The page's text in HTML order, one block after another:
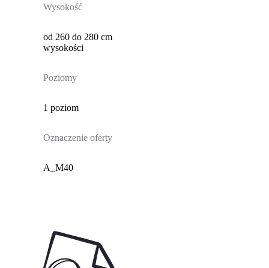
Wysokość
od 260 do 280 cm
wysokości
Poziomy
1 poziom
Oznaczenie oferty
A_M40